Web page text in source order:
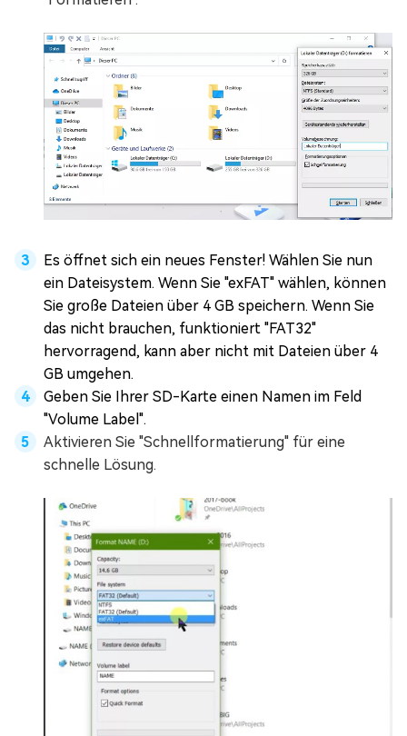
Es öffnet sich ein neues Fenster! Wählen Sie nun
ein Dateisystem. Wenn Sie "exFAT" wählen, können
Sie große Dateien über 4 GB speichern. Wenn Sie
das nicht brauchen, funktioniert "FAT32"
hervorragend, kann aber nicht mit Dateien über 4
GB umgehen.
Geben Sie Ihrer SD-Karte einen Namen im Feld
"Volume Label".
Aktivieren Sie "Schnellformatierung" für eine
schnelle Lösung.